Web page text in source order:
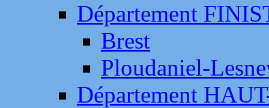
Département
Brest
Ploudaniel-
Département